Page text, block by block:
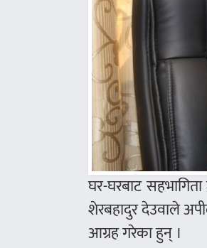
घर-घरबाट
शेरबहादुर देउवाले
आग्रह गरेका हुन् ।